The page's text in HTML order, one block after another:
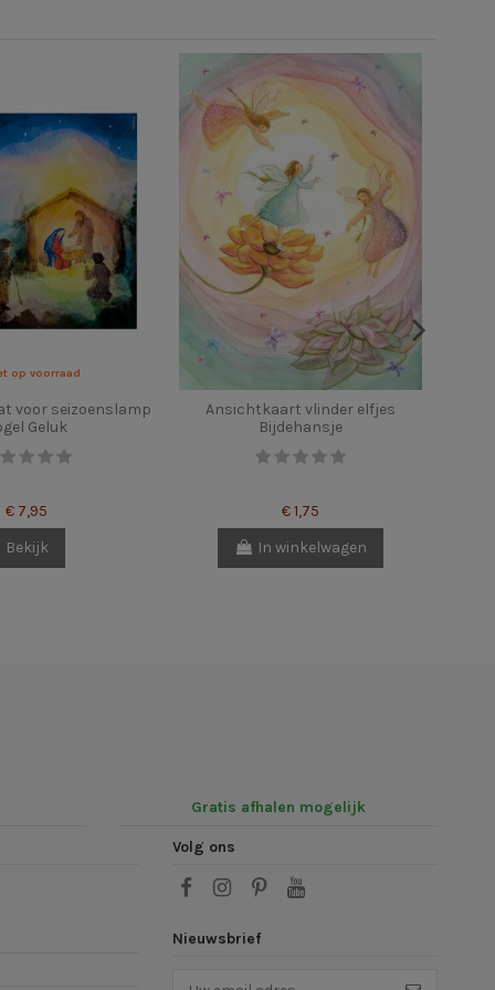
op voorraad
voor seizoenslamp
Geluk
€ 7,95
Bekijk
Ansichtkaart vlinder elfjes
Bijdehansje
€ 1,75
In winkelwagen
Gratis afhalen mogelijk
Volg ons
Nieuwsbrief